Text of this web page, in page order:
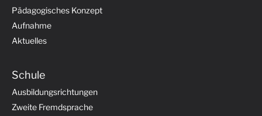
Pädagogisches Konzept
Aufnahme
Aktuelles
Schule
Ausbildungsrichtungen
Zweite Fremdsprache